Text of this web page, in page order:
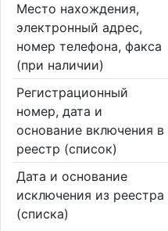
Место нахождения,
электронный адрес,
номер телефона, факса
(при наличии)
Регистрационный
номер, дата и
основание включения в
реестр (список)
Дата и основание
исключения из реестра
(списка)